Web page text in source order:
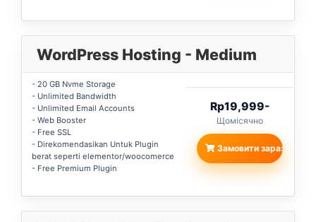
WordPress Hosting - Medium
- 20 GB Nvme Storage
- Unlimited Bandwidth
- Unlimited Email Accounts
- Web Booster
- Free SSL
- Direkomendasikan Untuk Plugin
berat seperti elementor/woocomerce
- Free Premium Plugin
Rp19,999-
Щомісячно
Замовити зараз